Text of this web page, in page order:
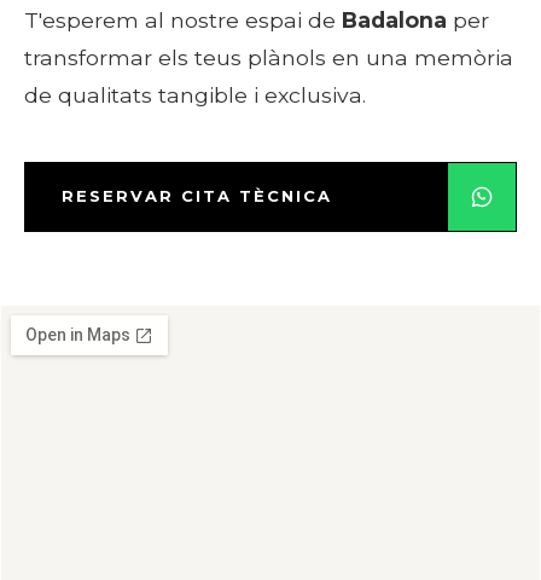
T'esperem al nostre espai de Badalona per
transformar els teus plànols en una memòria
de qualitats tangible i exclusiva.
RESERVAR CITA TÈCNICA